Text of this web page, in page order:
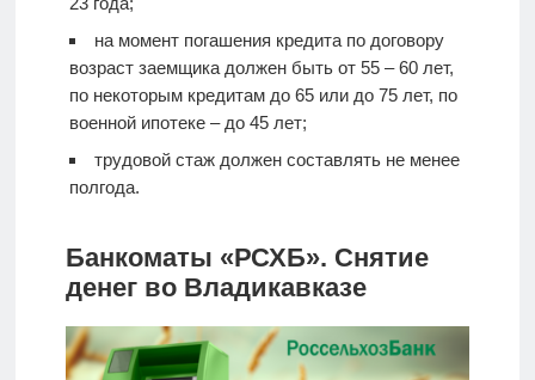
на момент погашения кредита по договору
возраст заемщика должен быть от 55 – 60 лет,
по некоторым кредитам до 65 или до 75 лет, по
военной ипотеке – до 45 лет;
трудовой стаж должен составлять не менее
полгода.
Банкоматы «РСХБ». Снятие
денег во Владикавказе